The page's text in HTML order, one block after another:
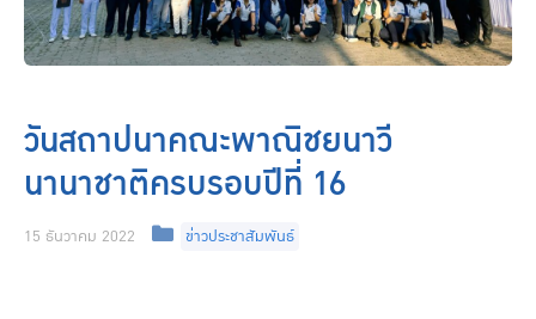
วันสถาปนาคณะพาณิชยนาวี
นานาชาติครบรอบปีที่ 16
15 ธันวาคม 2022 ข่าวประชาสัมพันธ์